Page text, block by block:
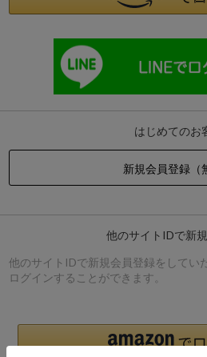
はじめてのお
他のサイトIDで新
他のサイトIDで新規会員登録をしてい
ログインすることができます。